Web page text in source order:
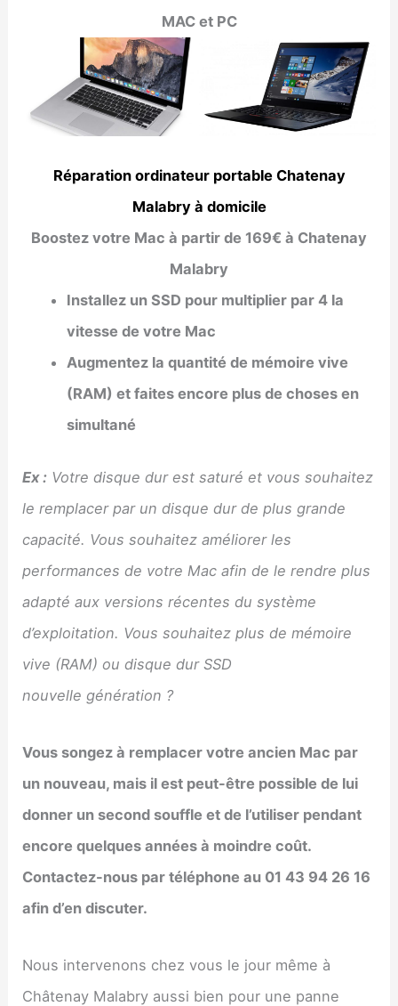
MAC et PC
Réparation ordinateur portable Chatenay
Malabry à domicile
Boostez votre Mac à partir de 169€ à Chatenay
Malabry
Installez un SSD pour multiplier par 4 la
vitesse de votre Mac
Augmentez la quantité de mémoire vive
(RAM) et faites encore plus de choses en
simultané
Ex : Votre disque dur est saturé et vous souhaitez
le remplacer par un disque dur de plus grande
capacité. Vous souhaitez améliorer les
performances de votre Mac afin de le rendre plus
adapté aux versions récentes du système
d’exploitation. Vous souhaitez plus de mémoire
vive (RAM) ou disque dur SSD
nouvelle génération ?
Vous songez à remplacer votre ancien Mac par
un nouveau, mais il est peut-être possible de lui
donner un second souffle et de l’utiliser pendant
encore quelques années à moindre coût.
Contactez-nous par téléphone au 01 43 94 26 16
afin d’en discuter.
Nous intervenons chez vous le jour même à
Châtenay Malabry aussi bien pour une panne